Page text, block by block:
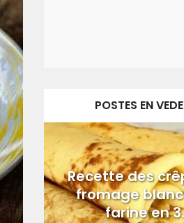
POSTES EN
Recette des
fromage
farine en